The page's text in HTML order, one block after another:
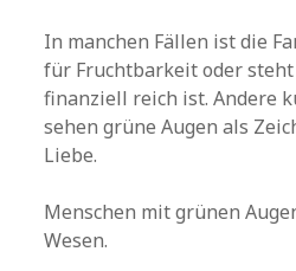
In manchen Fällen ist die
für Fruchtbarkeit oder
finanziell reich ist. Andere
sehen grüne Augen als
Liebe.
Menschen mit grünen
Wesen.